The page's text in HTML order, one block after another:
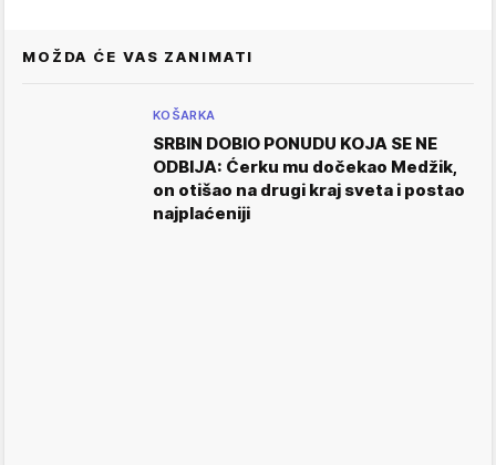
MOŽDA ĆE VAS ZANIMATI
KOŠARKA
SRBIN DOBIO PONUDU KOJA SE NE
ODBIJA: Ćerku mu dočekao Medžik,
on otišao na drugi kraj sveta i postao
najplaćeniji